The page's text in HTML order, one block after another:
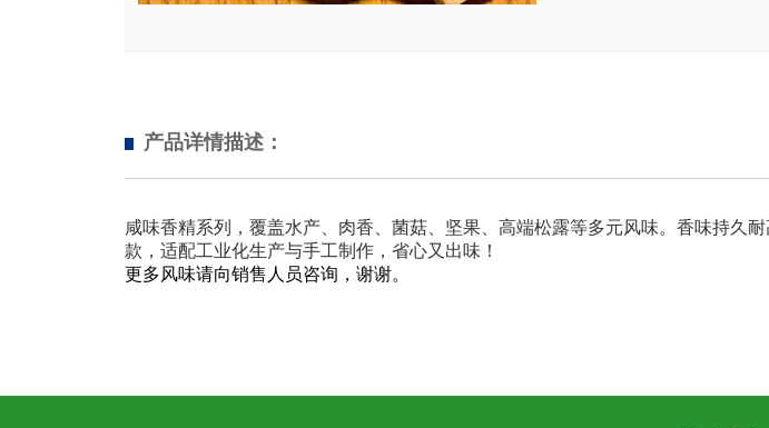
产品详情描述：
咸味香精系列，覆盖水产、肉香、菌菇、坚果、高端松露等多元风味。香味持久
款，适配工业化生产与手工制作，省心又出味！
更多风味请向销售人员咨询，谢谢。